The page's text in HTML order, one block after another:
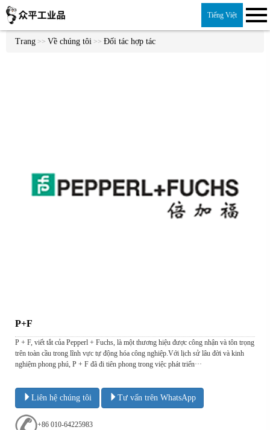
Tiếng Việt
Trang >> Về chúng tôi >> Đối tác hợp tác
P+F
P + F, viết tắt của Pepperl + Fuchs, là một thương hiệu được công nhận và tôn trọng
trên toàn cầu trong lĩnh vực tự động hóa công nghiệp.Với lịch sử lâu đời và kinh
nghiệm phong phú, P + F đã đi tiên phong trong việc phát triển···
Liên hệ chúng tôi Tư vấn trên WhatsApp
+86 010-64225983